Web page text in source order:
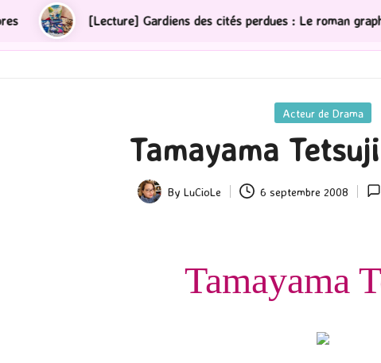
[Lecture] Gardiens des cités perdues : Le roman graphique Tome 1
Posted
Acteur de Drama
Tamayama
Posted
ByLuCioLe 6 septembre 2008
Tamayama